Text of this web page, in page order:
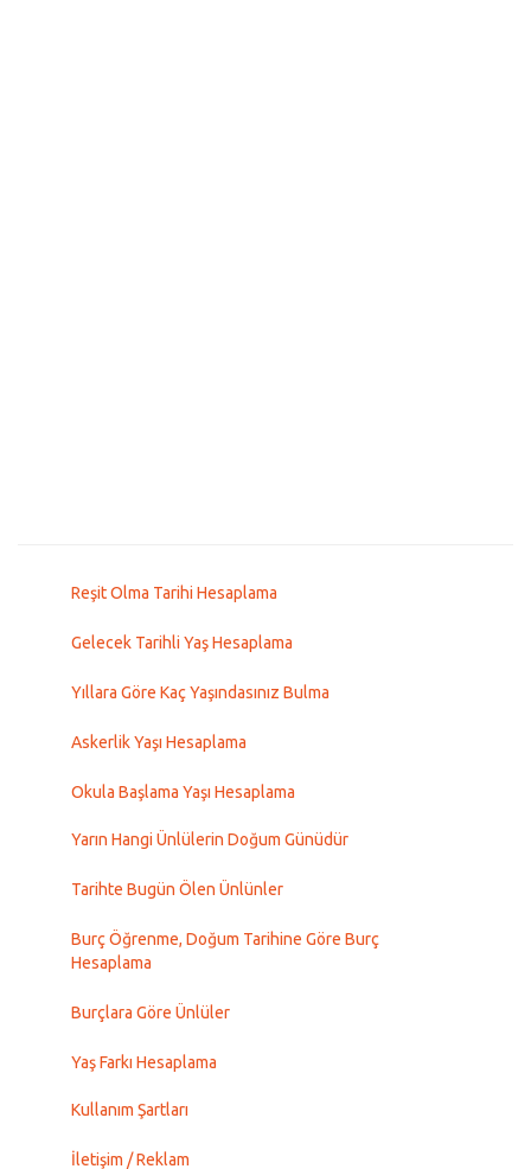
Reşit Olma Tarihi Hesaplama
Gelecek Tarihli Yaş Hesaplama
Yıllara Göre Kaç Yaşındasınız Bulma
Askerlik Yaşı Hesaplama
Okula Başlama Yaşı Hesaplama
Yarın Hangi Ünlülerin Doğum Günüdür
Tarihte Bugün Ölen Ünlünler
Burç Öğrenme, Doğum Tarihine Göre Burç
Hesaplama
Burçlara Göre Ünlüler
Yaş Farkı Hesaplama
Kullanım Şartları
İletişim / Reklam